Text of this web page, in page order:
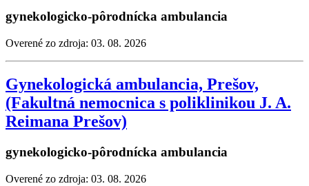
gynekologicko-pôrodnícka ambulancia
Overené zo zdroja: 03. 08. 2026
Gynekologická ambulancia, Prešov,
(Fakultná nemocnica s poliklinikou J. A.
Reimana Prešov)
gynekologicko-pôrodnícka ambulancia
Overené zo zdroja: 03. 08. 2026